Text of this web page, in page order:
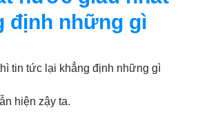
chân thiện mỹ Nhóm Thiên Nhãn
định những gì
tin tức lại khẳng định những gì
hiện zậy ta.